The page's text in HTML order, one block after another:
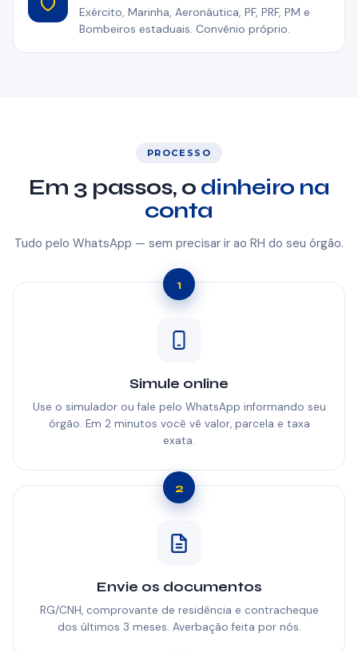
Exército, Marinha, Aeronáutica, PF, PRF, PM e
Bombeiros estaduais. Convênio próprio.
PROCESSO
Em 3 passos, o dinheiro na
conta
Tudo pelo WhatsApp — sem precisar ir ao RH do seu órgão.
1
Simule online
Use o simulador ou fale pelo WhatsApp informando seu
órgão. Em 2 minutos você vê valor, parcela e taxa
exata.
2
Envie os documentos
RG/CNH, comprovante de residência e contracheque
dos últimos 3 meses. Averbação feita por nós.